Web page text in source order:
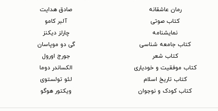
رمان عاشقانه
کتاب‌ صوتی
نمایشنامه
کتاب جامعه شناسی
کتاب شعر
کتاب موفقیت و خودیاری
کتاب تاریخ اسلام
کتاب کودک و نوجوان
صادق هدایت
آلبر کامو
چارلز دیکنز
گی دو موپاسان
جورج اورول
الکساندر دوما
لئو تولستوی
ویکتور هوگو